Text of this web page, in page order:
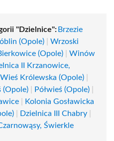
"Dzielnice": Brzezie
(Opole)
Wrzoski
(Opole)
Winów
II Krzanowice,
Królewska (Opole)
Półwieś (Opole)
Kolonia Gosławicka
Dzielnica III Chabry
Świerkle